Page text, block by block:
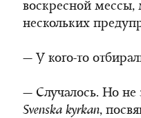
воскресной мессы,
нескольких
— У кого-то
— Случалось. Но не
Svenska kyrkan,